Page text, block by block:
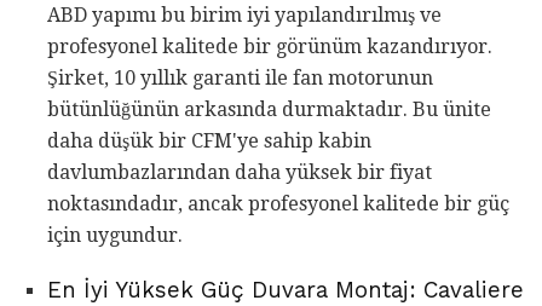
ABD yapımı bu birim iyi yapılandırılmış ve
profesyonel kalitede bir görünüm kazandırıyor.
Şirket, 10 yıllık garanti ile fan motorunun
bütünlüğünün arkasında durmaktadır. Bu ünite
daha düşük bir CFM'ye sahip kabin
davlumbazlarından daha yüksek bir fiyat
noktasındadır, ancak profesyonel kalitede bir güç
için uygundur.
En İyi Yüksek Güç Duvara Montaj: Cavaliere